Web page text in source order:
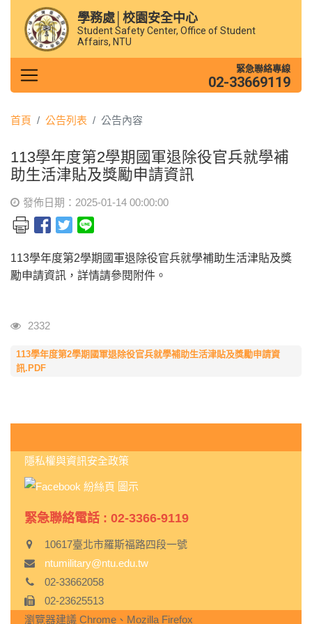
學務處│校園安全中心
Student Safety Center, Office of Student
Affairs, NTU
緊急聯絡專線
02-33669119
首頁 公告列表 公告內容
113學年度第2學期國軍退除役官兵就學補
助生活津貼及獎勵申請資訊
發佈日期：2025-01-14 00:00:00
113學年度第2學期國軍退除役官兵就學補助生活津貼及獎
勵申請資訊，詳情請參閱附件。
瀏覽人次
2332
113學年度第2學期國軍退除役官兵就學補助生活津貼及獎勵申請資
訊.PDF
:::
隱私權與資訊安全政策
緊急聯絡電話 : 02-3366-9119
10617臺北市羅斯福路四段一號
ntumilitary@ntu.edu.tw
02-33662058
02-23625513
瀏覽器建議 Chrome、Mozilla Firefox